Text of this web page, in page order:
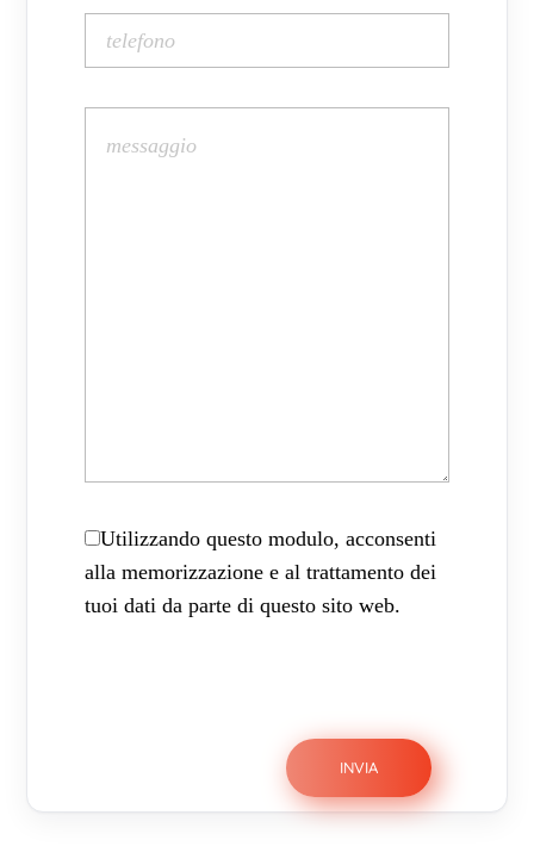
Utilizzando questo modulo, acconsenti
alla memorizzazione e al trattamento dei
tuoi dati da parte di questo sito web.